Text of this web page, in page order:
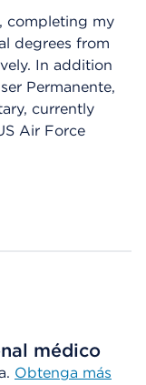
completing my
degrees from
In addition
Permanente,
currently
Air Force
médico
Obtenga más